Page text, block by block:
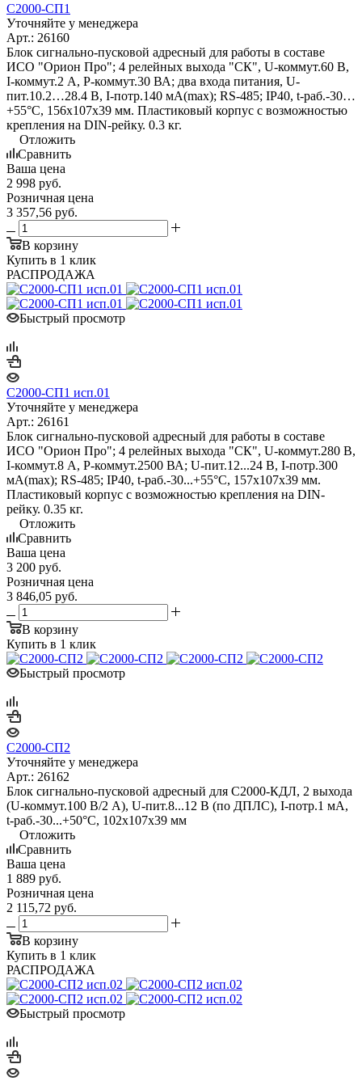
С2000-СП1
Уточняйте у менеджера
Арт.: 26160
Блок сигнально-пусковой адресный для работы в составе
ИСО "Орион Про"; 4 релейных выхода "СК", U-коммут.60 В,
I-коммут.2 А, P-коммут.30 ВА; два входа питания, U-
пит.10.2…28.4 В, I-потр.140 мА(max); RS-485; IP40, t-раб.-30…
+55°С, 156x107x39 мм. Пластиковый корпус с возможностью
крепления на DIN-рейку. 0.3 кг.
Отложить
Сравнить
Ваша цена
2 998 руб.
Розничная цена
3 357,56 руб.
В корзину
Купить в 1 клик
РАСПРОДАЖА
Быстрый просмотр
С2000-СП1 исп.01
Уточняйте у менеджера
Арт.: 26161
Блок сигнально-пусковой адресный для работы в составе
ИСО "Орион Про"; 4 релейных выхода "СК", U-коммут.280 В,
I-коммут.8 А, P-коммут.2500 ВА; U-пит.12...24 В, I-потр.300
мА(max); RS-485; IP40, t-раб.-30...+55°С, 157x107x39 мм.
Пластиковый корпус с возможностью крепления на DIN-
рейку. 0.35 кг.
Отложить
Сравнить
Ваша цена
3 200 руб.
Розничная цена
3 846,05 руб.
В корзину
Купить в 1 клик
Быстрый просмотр
С2000-СП2
Уточняйте у менеджера
Арт.: 26162
Блок сигнально-пусковой адресный для С2000-КДЛ, 2 выхода
(U-коммут.100 В/2 А), U-пит.8...12 В (по ДПЛС), I-потр.1 мА,
t-раб.-30...+50°С, 102х107х39 мм
Отложить
Сравнить
Ваша цена
1 889 руб.
Розничная цена
2 115,72 руб.
В корзину
Купить в 1 клик
РАСПРОДАЖА
Быстрый просмотр